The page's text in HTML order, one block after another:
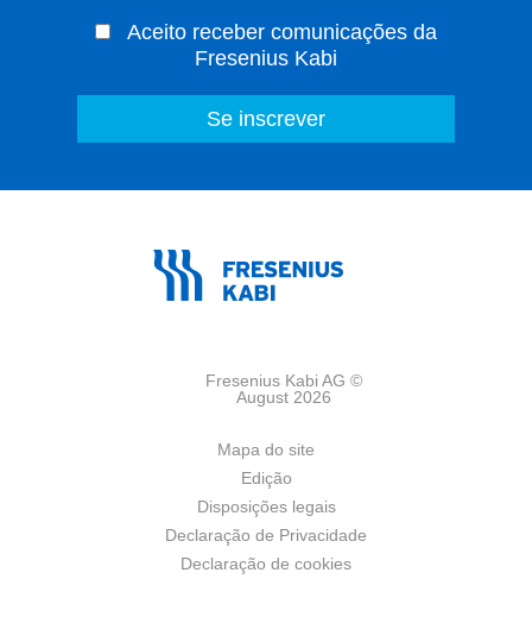
Aceito receber comunicações da
Fresenius Kabi
Fresenius Kabi AG ©
August 2026
Mapa do site
Edição
Disposições legais
Declaração de Privacidade
Declaração de cookies